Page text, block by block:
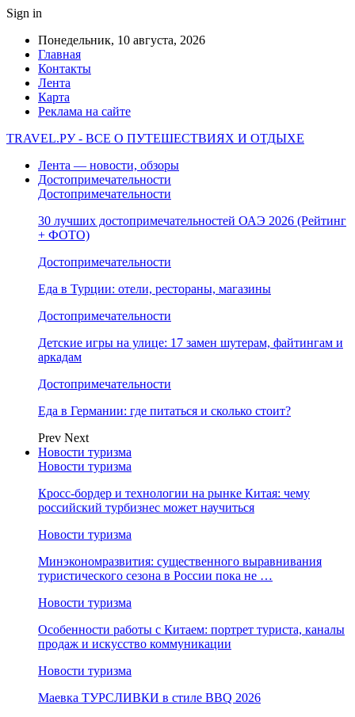
Sign in
Понедельник, 10 августа, 2026
Главная
Контакты
Лента
Карта
Реклама на сайте
TRAVEL.РУ - ВСЕ О ПУТЕШЕСТВИЯХ И ОТДЫХЕ
Лента — новости, обзоры
Достопримечательности
Достопримечательности
30 лучших достопримечательностей ОАЭ 2026 (Рейтинг
+ ФОТО)
Достопримечательности
Еда в Турции: отели, рестораны, магазины
Достопримечательности
Детские игры на улице: 17 замен шутерам, файтингам и
аркадам
Достопримечательности
Еда в Германии: где питаться и сколько стоит?
Prev Next
Новости туризма
Новости туризма
Кросс-бордер и технологии на рынке Китая: чему
российский турбизнес может научиться
Новости туризма
Минэкономразвития: существенного выравнивания
туристического сезона в России пока не …
Новости туризма
Особенности работы с Китаем: портрет туриста, каналы
продаж и искусство коммуникации
Новости туризма
Маевка ТУРСЛИВКИ в стиле BBQ 2026